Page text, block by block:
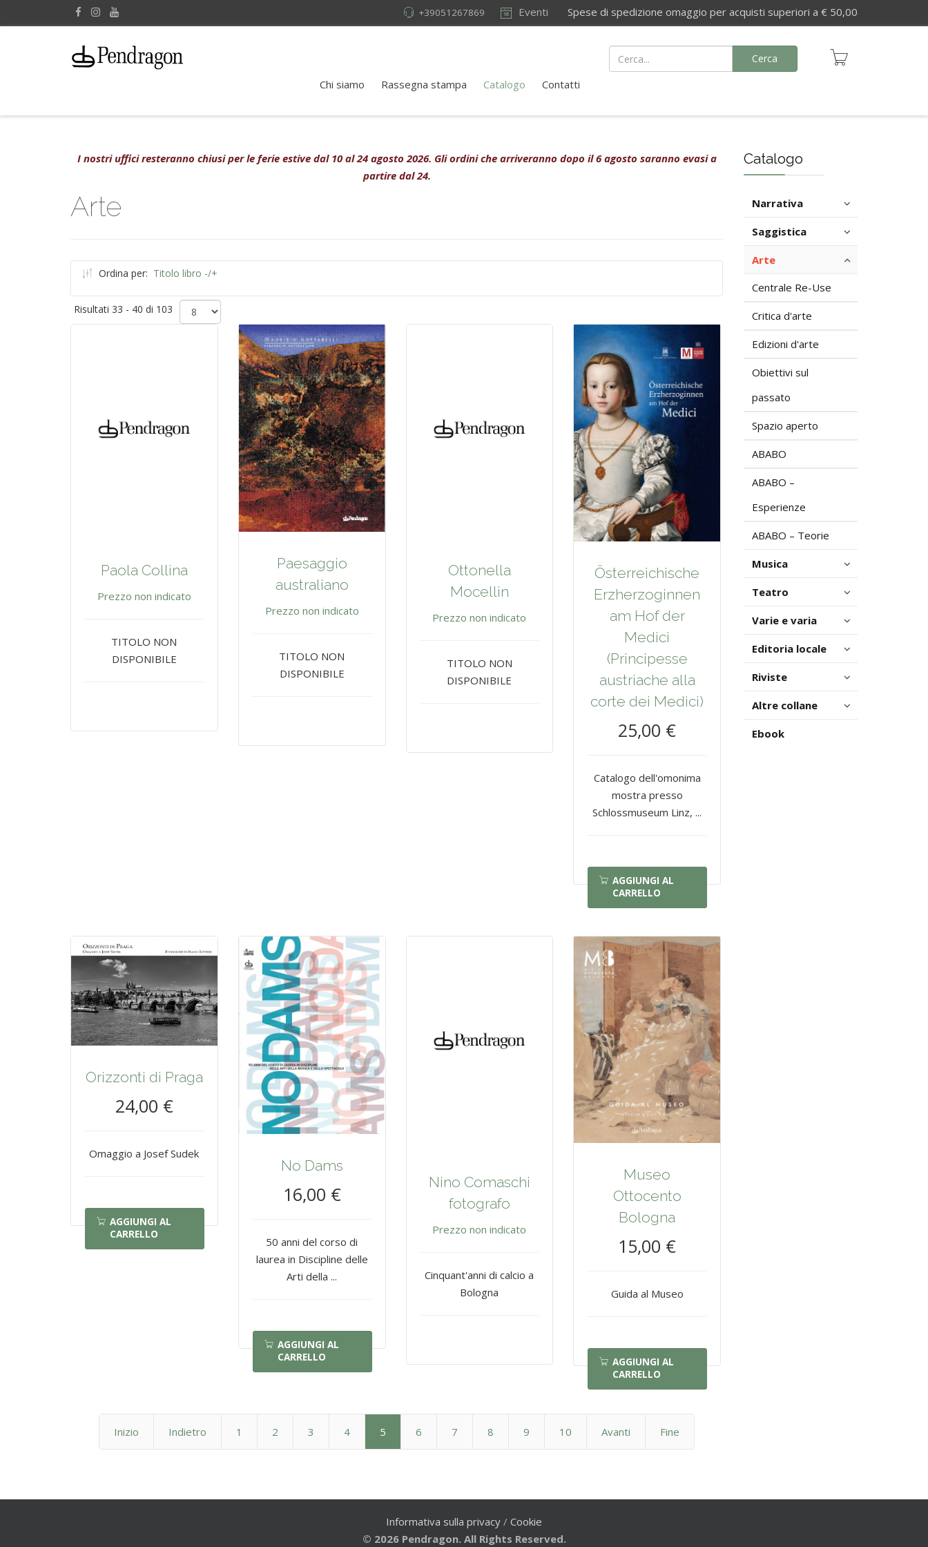
Eventi Spese di spedizione omaggio per acquisti superiori a € 50,00
+39051267869
Chi siamo Rassegna stampa Catalogo Contatti
Cerca
I nostri uffici resteranno chiusi per le ferie estive dal 10 al 24 agosto 2026. Gli ordini che arriveranno dopo il 6 agosto saranno evasi a
partire dal 24.
Arte
Ordina per: Titolo libro -/+
Risultati 33 - 40 di 103
Paola Collina
Prezzo non indicato
TITOLO NON
DISPONIBILE
Paesaggio
australiano
Prezzo non indicato
TITOLO NON
DISPONIBILE
Ottonella
Mocellin
Prezzo non indicato
TITOLO NON
DISPONIBILE
Österreichische
Erzherzoginnen
am Hof der
Medici
(Principesse
austriache alla
corte dei Medici)
25,00 €
Catalogo dell'omonima
mostra presso
Schlossmuseum Linz, ...
AGGIUNGI AL
CARRELLO
Orizzonti di Praga
24,00 €
Omaggio a Josef Sudek
AGGIUNGI AL
CARRELLO
No Dams
16,00 €
50 anni del corso di
laurea in Discipline delle
Arti della ...
AGGIUNGI AL
CARRELLO
Nino Comaschi
fotografo
Prezzo non indicato
Cinquant'anni di calcio a
Bologna
Museo
Ottocento
Bologna
15,00 €
Guida al Museo
AGGIUNGI AL
CARRELLO
Inizio Indietro 1 2 3 4 5 6 7 8 9 10 Avanti Fine
Catalogo
Narrativa
Saggistica
Arte
Centrale Re-Use
Critica d'arte
Edizioni d'arte
Obiettivi sul
passato
Spazio aperto
ABABO
ABABO –
Esperienze
ABABO – Teorie
Musica
Teatro
Varie e varia
Editoria locale
Riviste
Altre collane
Ebook
Informativa sulla privacy / Cookie
© 2026 Pendragon. All Rights Reserved.